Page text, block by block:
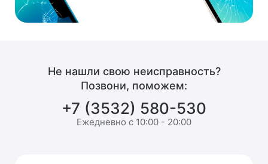
Не нашли свою неисправность?
Позвони, поможем:
+7 (3532) 580-530
Ежедневно с 10:00 - 20:00